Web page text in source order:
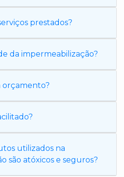
prestados?
da impermeabilização?
orçamento?
utilizados na
são atóxicos e seguros?